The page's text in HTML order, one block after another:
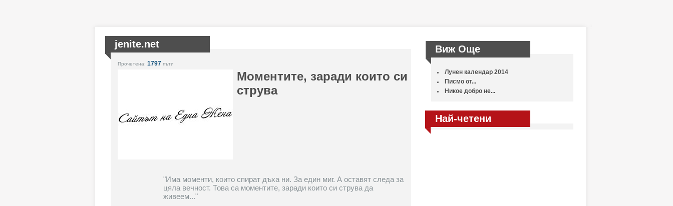
jenite.net
Прочетена: 1797 пъти
Моментите, заради които си
струва
"Има моменти, които спират дъха ни. За един миг. А оставят следа за
цяла вечност. Това са моментите, заради които си струва да
живеем..."
Виж Още
Лунен календар 2014
Писмо от...
Никое добро не...
Най-четени